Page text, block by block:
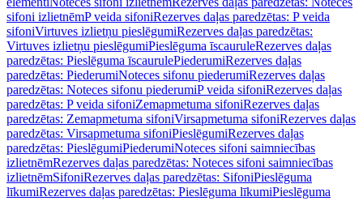
sifoni izlietnēmP veida sifoniRezerves daļas paredzētas: P veida
sifoniVirtuves izlietņu pieslēgumiRezerves daļas paredzētas:
Virtuves izlietņu pieslēgumiPieslēguma īscauruleRezerves daļas
paredzētas: Pieslēguma īscaurulePiederumiRezerves daļas
paredzētas: PiederumiNoteces sifonu piederumiRezerves daļas
paredzētas: Noteces sifonu piederumiP veida sifoniRezerves daļas
paredzētas: P veida sifoniZemapmetuma sifoniRezerves daļas
paredzētas: Zemapmetuma sifoniVirsapmetuma sifoniRezerves daļas
paredzētas: Virsapmetuma sifoniPieslēgumiRezerves daļas
paredzētas: PieslēgumiPiederumiNoteces sifoni saimniecības
izlietnēmRezerves daļas paredzētas: Noteces sifoni saimniecības
izlietnēmSifoniRezerves daļas paredzētas: SifoniPieslēguma
līkumiRezerves daļas paredzētas: Pieslēguma līkumiPieslēguma